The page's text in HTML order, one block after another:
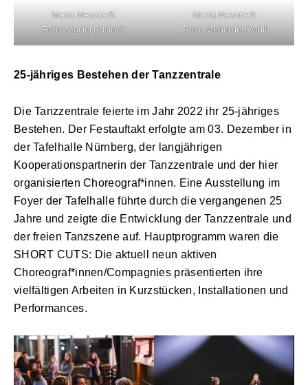
Maria Neustadt
Foto: Maciej Rusinek
Maria Neustadt
Foto: Mehemet Vanli
25-jähriges Bestehen der Tanzzentrale
Die Tanzzentrale feierte im Jahr 2022 ihr 25-jähriges
Bestehen. Der Festauftakt erfolgte am 03. Dezember in
der Tafelhalle Nürnberg, der langjährigen
Kooperationspartnerin der Tanzzentrale und der hier
organisierten Choreograf*innen. Eine Ausstellung im
Foyer der Tafelhalle führte durch die vergangenen 25
Jahre und zeigte die Entwicklung der Tanzzentrale und
der freien Tanzszene auf. Hauptprogramm waren die
SHORT CUTS: Die aktuell neun aktiven
Choreograf*innen/Compagnies präsentierten ihre
vielfältigen Arbeiten in Kurzstücken, Installationen und
Performances.